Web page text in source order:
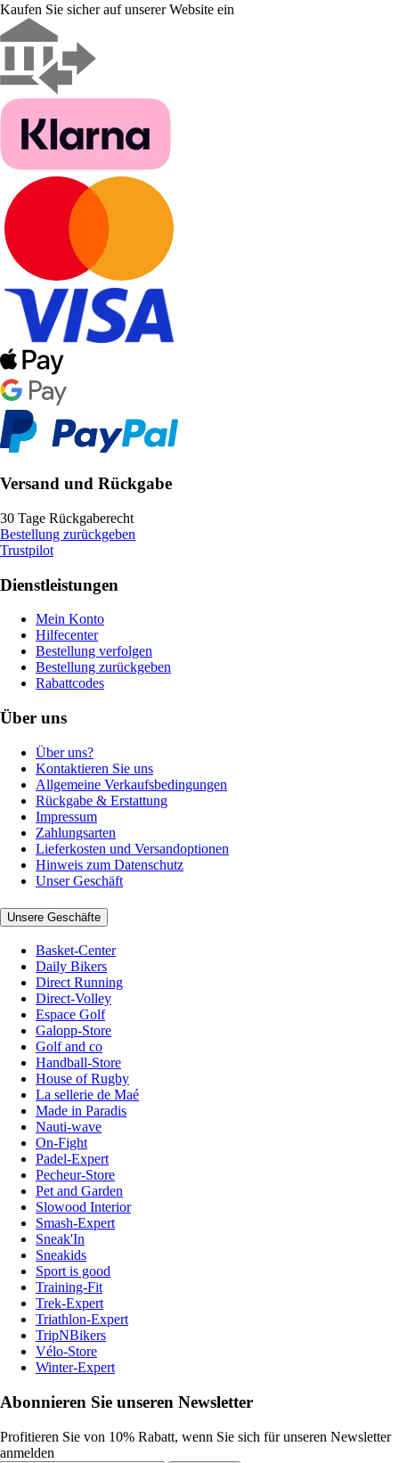
Kaufen Sie sicher auf unserer Website ein
Versand und Rückgabe
30 Tage Rückgaberecht
Bestellung zurückgeben
Trustpilot
Dienstleistungen
Mein Konto
Hilfecenter
Bestellung verfolgen
Bestellung zurückgeben
Rabattcodes
Über uns
Über uns?
Kontaktieren Sie uns
Allgemeine Verkaufsbedingungen
Rückgabe & Erstattung
Impressum
Zahlungsarten
Lieferkosten und Versandoptionen
Hinweis zum Datenschutz
Unser Geschäft
Unsere Geschäfte
Basket-Center
Daily Bikers
Direct Running
Direct-Volley
Espace Golf
Galopp-Store
Golf and co
Handball-Store
House of Rugby
La sellerie de Maé
Made in Paradis
Nauti-wave
On-Fight
Padel-Expert
Pecheur-Store
Pet and Garden
Slowood Interior
Smash-Expert
Sneak'In
Sneakids
Sport is good
Training-Fit
Trek-Expert
Triathlon-Expert
TripNBikers
Vélo-Store
Winter-Expert
Abonnieren Sie unseren Newsletter
Profitieren Sie von 10% Rabatt, wenn Sie sich für unseren Newsletter
anmelden